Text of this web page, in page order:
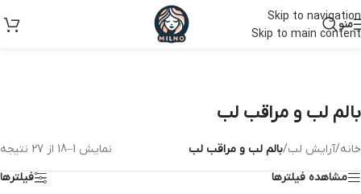
Skip to navigation
Skip to main content
منو
بالم لب و مراقب لب
خانه/آرایش لب/بالم لب و مراقب لب
نمایش 1–18 از 27 نتیجه
مشاهده فیلترها
فیلترها